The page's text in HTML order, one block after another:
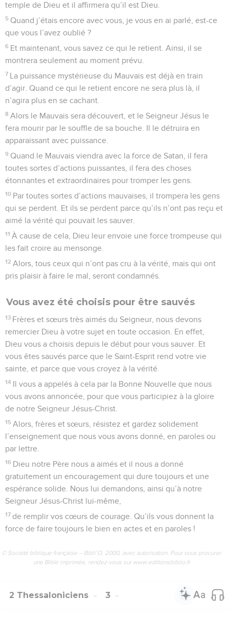
temple de Dieu et il affirmera qu’il est Dieu.
5 Quand j’étais encore avec vous, je vous en ai parlé, est-ce
que vous l’avez oublié ?
6 Et maintenant, vous savez ce qui le retient. Ainsi, il se
montrera seulement au moment prévu.
7 La puissance mystérieuse du Mauvais est déjà en train
d’agir. Quand ce qui le retient encore ne sera plus là, il
n’agira plus en se cachant.
8 Alors le Mauvais sera découvert, et le Seigneur Jésus le
fera mourir par le souffle de sa bouche. Il le détruira en
apparaissant avec puissance.
9 Quand le Mauvais viendra avec la force de Satan, il fera
toutes sortes d’actions puissantes, il fera des choses
étonnantes et extraordinaires pour tromper les gens.
10 Par toutes sortes d’actions mauvaises, il trompera les gens
qui se perdent. Et ils se perdent parce qu’ils n’ont pas reçu et
aimé la vérité qui pouvait les sauver.
11 À cause de cela, Dieu leur envoie une force trompeuse qui
les fait croire au mensonge.
12 Alors, tous ceux qui n’ont pas cru à la vérité, mais qui ont
pris plaisir à faire le mal, seront condamnés.
Vous avez été choisis pour être sauvés
13 Frères et sœurs très aimés du Seigneur, nous devons
remercier Dieu à votre sujet en toute occasion. En effet,
Dieu vous a choisis depuis le début pour vous sauver. Et
vous êtes sauvés parce que le Saint-Esprit rend votre vie
sainte, et parce que vous croyez à la vérité.
14 Il vous a appelés à cela par la Bonne Nouvelle que nous
vous avons annoncée, pour que vous participiez à la gloire
de notre Seigneur Jésus-Christ.
15 Alors, frères et sœurs, résistez et gardez solidement
l’enseignement que nous vous avons donné, en paroles ou
par lettre.
16 Dieu notre Père nous a aimés et il nous a donné
gratuitement un encouragement qui dure toujours et une
espérance solide. Nous lui demandons, ainsi qu’à notre
Seigneur Jésus-Christ lui-même,
17 de remplir vos cœurs de courage. Qu’ils vous donnent la
force de faire toujours le bien en actes et en paroles !
© Société biblique française – Bibli’O, 2000, avec autorisation. Pour vous procurer
une Bible imprimée, rendez-vous sur www.editionsbiblio.fr
2 Thessaloniciens 3